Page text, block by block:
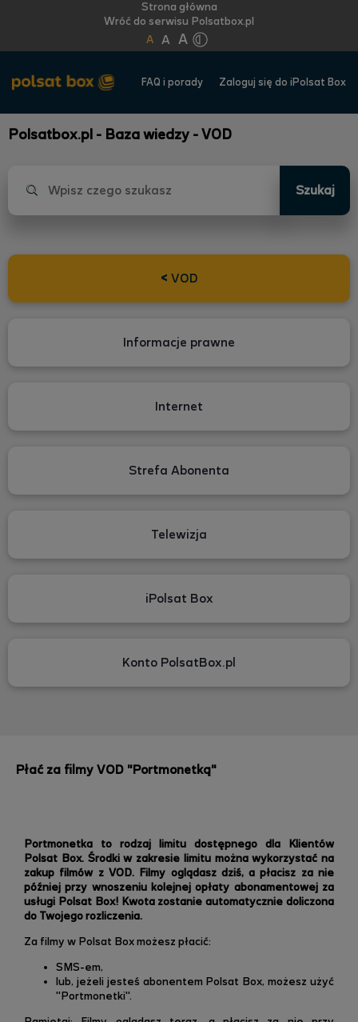
Strona główna
Wróć do serwisu Polsatbox.pl
A A A
FAQ i porady Zaloguj się do iPolsat Box
Polsatbox.pl - Baza wiedzy - VOD
Szukaj
< VOD
Informacje prawne
Internet
Strefa Abonenta
Telewizja
iPolsat Box
Konto PolsatBox.pl
Płać za filmy VOD "Portmonetką"
Portmonetka to rodzaj limitu dostępnego dla Klientów
Polsat Box. Środki w zakresie limitu można wykorzystać na
zakup filmów z VOD. Filmy oglądasz dziś, a płacisz za nie
później przy wnoszeniu kolejnej opłaty abonamentowej za
usługi Polsat Box! Kwota zostanie automatycznie doliczona
do Twojego rozliczenia.
Za filmy w Polsat Box możesz płacić:
SMS-em,
lub, jeżeli jesteś abonentem Polsat Box, możesz użyć
"Portmonetki".